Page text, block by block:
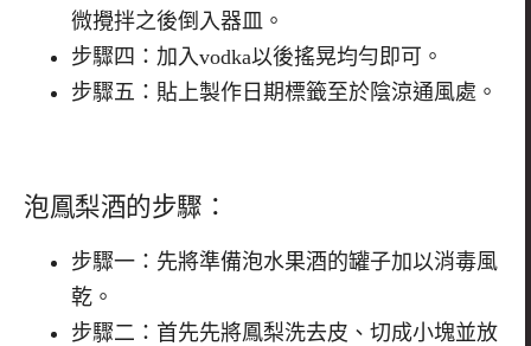
微攪拌之後倒入器皿。
步驟四：加入vodka以後搖晃均勻即可。
步驟五：貼上製作日期標籤至於陰涼通風處。
泡鳳梨酒的步驟：
步驟一：先將準備泡水果酒的罐子加以消毒風
乾。
步驟二：首先先將鳳梨洗去皮、 切成小塊並放